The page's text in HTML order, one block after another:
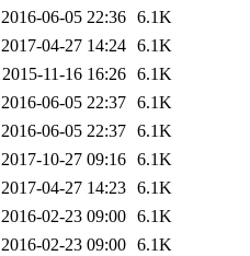
2016-06-05 22:36 6.1K
2017-04-27 14:24 6.1K
2015-11-16 16:26 6.1K
2016-06-05 22:37 6.1K
2016-06-05 22:37 6.1K
2017-10-27 09:16 6.1K
2017-04-27 14:23 6.1K
2016-02-23 09:00 6.1K
2016-02-23 09:00 6.1K